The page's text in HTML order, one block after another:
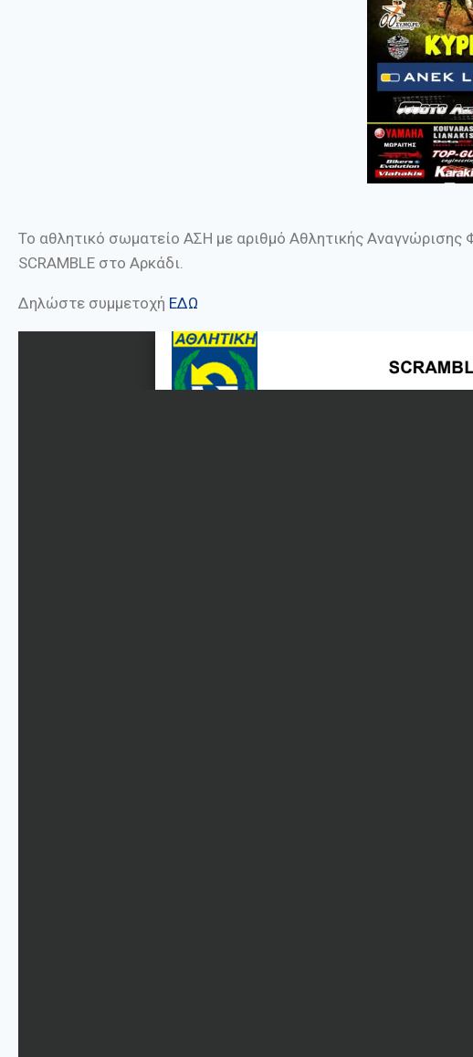
Το αθλητικό σωματείο ΑΣΗ με αριθμό Αθλητικής
SCRAMBLE στο Αρκάδι.
Δηλώστε συμμετοχή ΕΔΩ